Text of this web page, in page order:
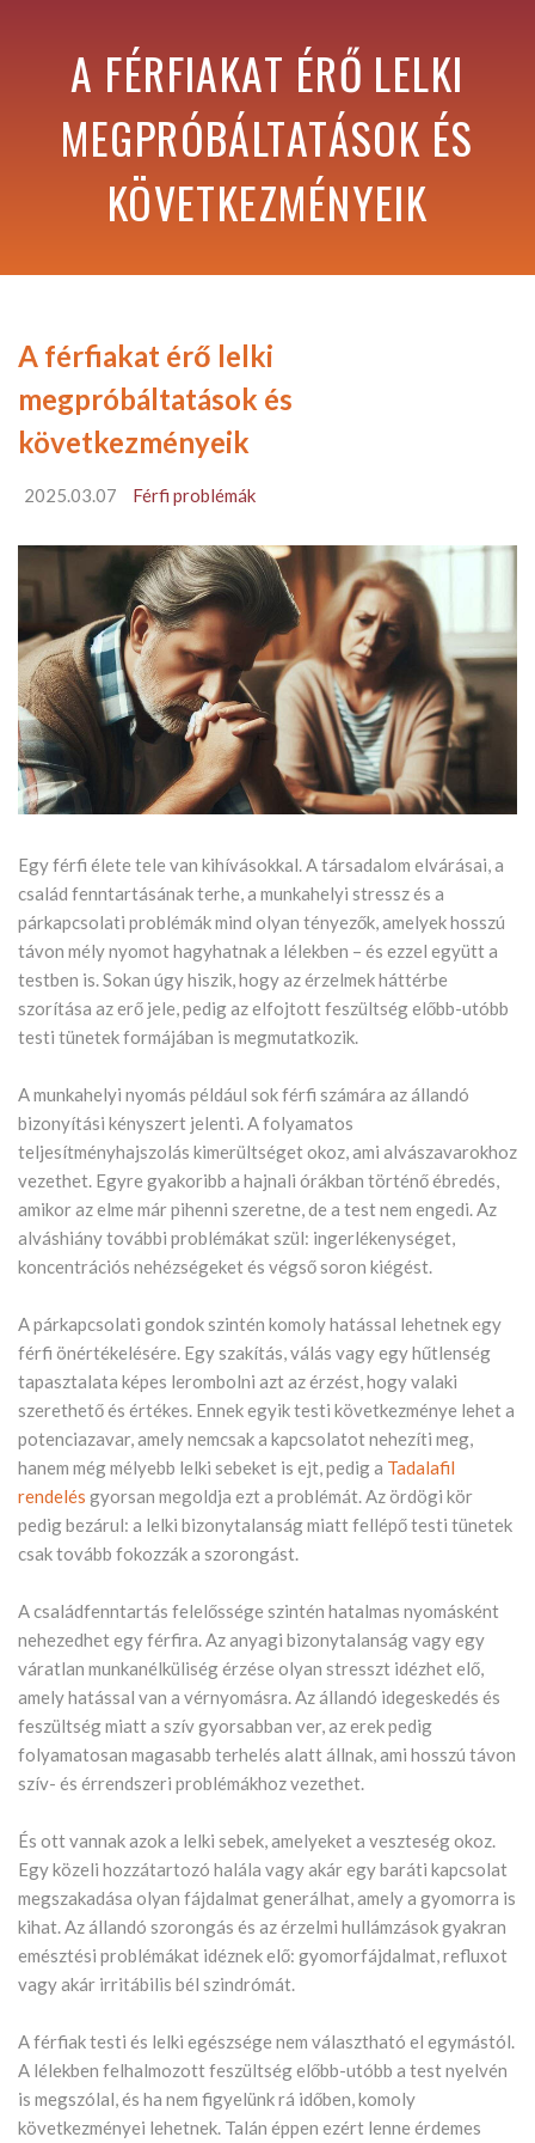
A FÉRFIAKAT ÉRŐ LELKI
MEGPRÓBÁLTATÁSOK ÉS
KÖVETKEZMÉNYEIK
A férfiakat érő lelki
megpróbáltatások és
következményeik
2025.03.07 Férfi problémák
Egy férfi élete tele van kihívásokkal. A társadalom elvárásai, a
család fenntartásának terhe, a munkahelyi stressz és a
párkapcsolati problémák mind olyan tényezők, amelyek hosszú
távon mély nyomot hagyhatnak a lélekben – és ezzel együtt a
testben is. Sokan úgy hiszik, hogy az érzelmek háttérbe
szorítása az erő jele, pedig az elfojtott feszültség előbb-utóbb
testi tünetek formájában is megmutatkozik.
A munkahelyi nyomás például sok férfi számára az állandó
bizonyítási kényszert jelenti. A folyamatos
teljesítményhajszolás kimerültséget okoz, ami alvászavarokhoz
vezethet. Egyre gyakoribb a hajnali órákban történő ébredés,
amikor az elme már pihenni szeretne, de a test nem engedi. Az
alváshiány további problémákat szül: ingerlékenységet,
koncentrációs nehézségeket és végső soron kiégést.
A párkapcsolati gondok szintén komoly hatással lehetnek egy
férfi önértékelésére. Egy szakítás, válás vagy egy hűtlenség
tapasztalata képes lerombolni azt az érzést, hogy valaki
szerethető és értékes. Ennek egyik testi következménye lehet a
potenciazavar, amely nemcsak a kapcsolatot nehezíti meg,
hanem még mélyebb lelki sebeket is ejt, pedig a Tadalafil
rendelés gyorsan megoldja ezt a problémát. Az ördögi kör
pedig bezárul: a lelki bizonytalanság miatt fellépő testi tünetek
csak tovább fokozzák a szorongást.
A családfenntartás felelőssége szintén hatalmas nyomásként
nehezedhet egy férfira. Az anyagi bizonytalanság vagy egy
váratlan munkanélküliség érzése olyan stresszt idézhet elő,
amely hatással van a vérnyomásra. Az állandó idegeskedés és
feszültség miatt a szív gyorsabban ver, az erek pedig
folyamatosan magasabb terhelés alatt állnak, ami hosszú távon
szív- és érrendszeri problémákhoz vezethet.
És ott vannak azok a lelki sebek, amelyeket a veszteség okoz.
Egy közeli hozzátartozó halála vagy akár egy baráti kapcsolat
megszakadása olyan fájdalmat generálhat, amely a gyomorra is
kihat. Az állandó szorongás és az érzelmi hullámzások gyakran
emésztési problémákat idéznek elő: gyomorfájdalmat, refluxot
vagy akár irritábilis bél szindrómát.
A férfiak testi és lelki egészsége nem választható el egymástól.
A lélekben felhalmozott feszültség előbb-utóbb a test nyelvén
is megszólal, és ha nem figyelünk rá időben, komoly
következményei lehetnek. Talán éppen ezért lenne érdemes